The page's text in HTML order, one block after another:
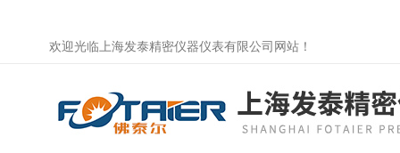
欢迎光临上海发泰精密仪器仪表有限公司网站！